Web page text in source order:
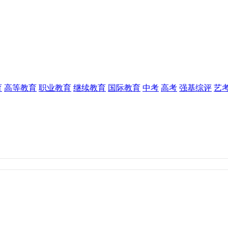
高等教育 职业教育 继续教育 国际教育 中考 高考 强基综评 艺